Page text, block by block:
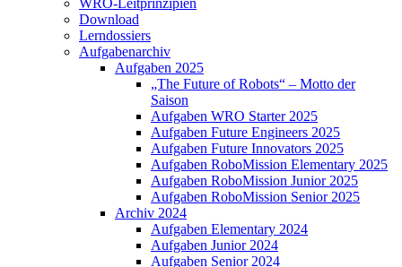
WRO-Leitprinzipien
Download
Lerndossiers
Aufgabenarchiv
Aufgaben 2025
„The Future of Robots“ – Motto der
Saison
Aufgaben WRO Starter 2025
Aufgaben Future Engineers 2025
Aufgaben Future Innovators 2025
Aufgaben RoboMission Elementary 2025
Aufgaben RoboMission Junior 2025
Aufgaben RoboMission Senior 2025
Archiv 2024
Aufgaben Elementary 2024
Aufgaben Junior 2024
Aufgaben Senior 2024